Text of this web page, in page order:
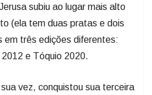
subiu ao lugar mais alto
(ela tem duas pratas e dois
em três edições diferentes:
e Tóquio 2020.
sua vez, conquistou sua terceira